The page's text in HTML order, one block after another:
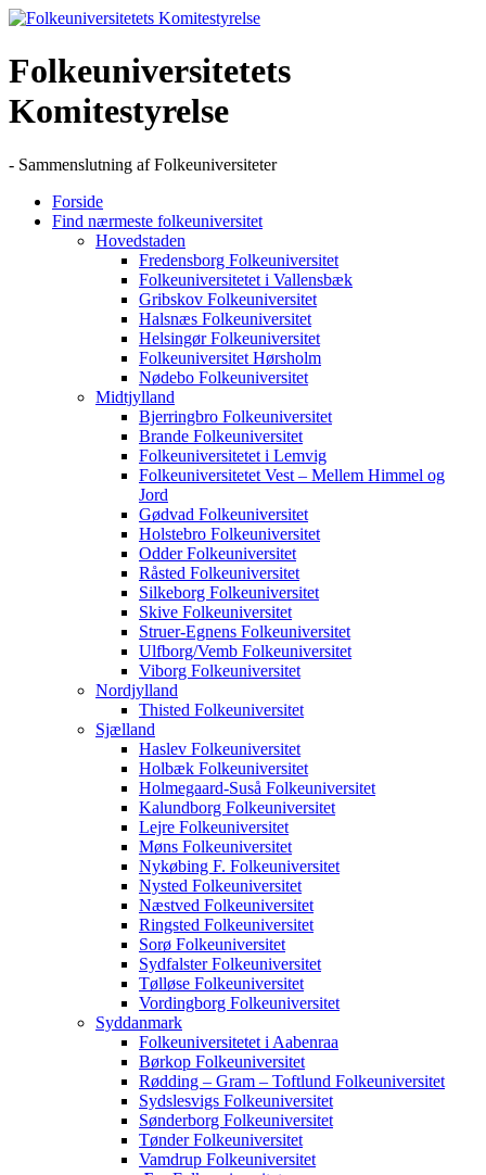
Skip
content
Folkeuniversitetets
Komitestyrelse
- Sammenslutning af Folkeuniversiteter
Forside
Find nærmeste folkeuniversitet
Hovedstaden
Fredensborg Folkeuniversitet
Folkeuniversitetet i Vallensbæk
Gribskov Folkeuniversitet
Halsnæs Folkeuniversitet
Helsingør Folkeuniversitet
Folkeuniversitet Hørsholm
Nødebo Folkeuniversitet
Midtjylland
Bjerringbro Folkeuniversitet
Brande Folkeuniversitet
Folkeuniversitetet i Lemvig
Folkeuniversitetet Vest – Mellem Himmel og
Jord
Gødvad Folkeuniversitet
Holstebro Folkeuniversitet
Odder Folkeuniversitet
Råsted Folkeuniversitet
Silkeborg Folkeuniversitet
Skive Folkeuniversitet
Struer-Egnens Folkeuniversitet
Ulfborg/Vemb Folkeuniversitet
Viborg Folkeuniversitet
Nordjylland
Thisted Folkeuniversitet
Sjælland
Haslev Folkeuniversitet
Holbæk Folkeuniversitet
Holmegaard-Suså Folkeuniversitet
Kalundborg Folkeuniversitet
Lejre Folkeuniversitet
Møns Folkeuniversitet
Nykøbing F. Folkeuniversitet
Nysted Folkeuniversitet
Næstved Folkeuniversitet
Ringsted Folkeuniversitet
Sorø Folkeuniversitet
Sydfalster Folkeuniversitet
Tølløse Folkeuniversitet
Vordingborg Folkeuniversitet
Syddanmark
Folkeuniversitetet i Aabenraa
Børkop Folkeuniversitet
Rødding – Gram – Toftlund Folkeuniversitet
Sydslesvigs Folkeuniversitet
Sønderborg Folkeuniversitet
Tønder Folkeuniversitet
Vamdrup Folkeuniversitet